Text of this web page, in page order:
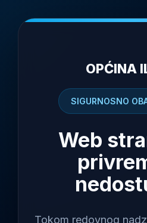
OPĆINA
SIGURNOSNO
Web
Tokom redovnog